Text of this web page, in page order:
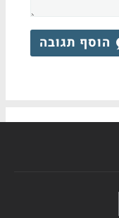
הוסף תגובה